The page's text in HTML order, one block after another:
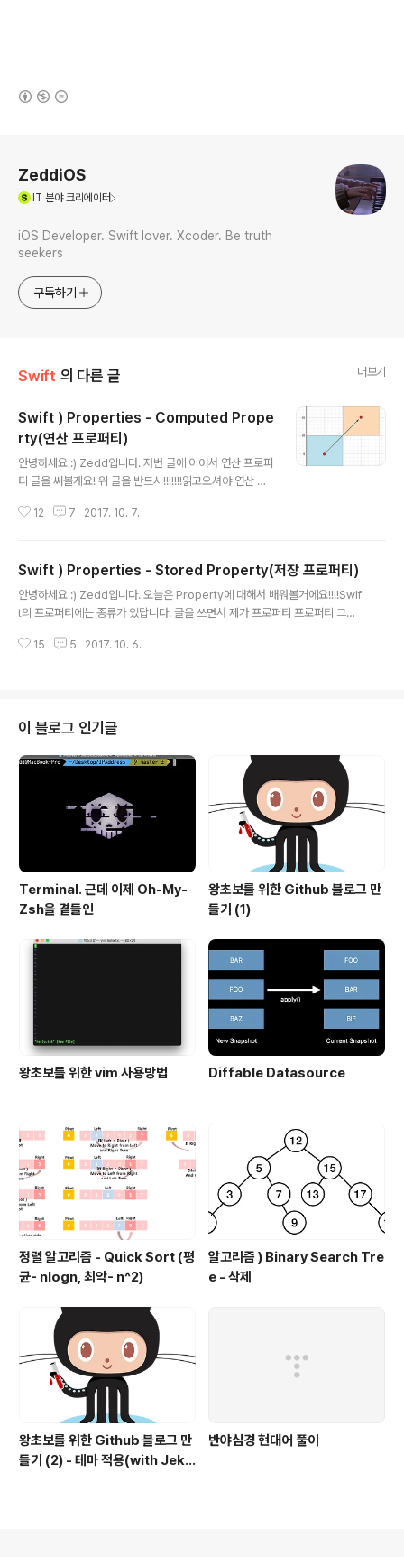
ZeddiOS
IT 분야 크리에이터
iOS Developer. Swift lover. Xcoder. Be truth
seekers
구독하기
Swift 의 다른 글 더보기
Swift ) Properties - Computed Prope
rty(연산 프로퍼티)
안녕하세요 :) Zedd입니다. 저번 글에 이어서 연산 프로퍼
티 글을 써볼게요! 위 글을 반드시!!!!!!!읽고오셔야 연산 프
Computed Property(연산 프로퍼티) 자 저번시간에 연
체에서 사용된다고 그랬어요. 클래스, 구조체는 저장 프로
퍼티 이외에도 값을 저장하지 않는 연산 프로퍼티를 정의
할 수 있는데, 바로 getter와 setter를 통해 다른 프로퍼
익숙한 getter와 setter가 나왔어요. 바로 이 getter와 s
12 7 2017. 10. 7.
Swift ) Properties - Stored Property(저장 프로퍼티)
안녕하세요 :) Zedd입니다. 오늘은 Property에 대해서 배워볼거에요!!!!Swif
t의 프로퍼티에는 종류가 있답니다. 글을 쓰면서 제가 프로퍼티 프로퍼티 그러
보려고 합니다.역시나 Swift를 모를땐 Swift 문서 가이드를 봐야겠죠?이 글도
세가지가 있어요. ● Stored Property(저장 프로퍼티)● Computed Prop
erty(연산 프로퍼티)● T..
15 5 2017. 10. 6.
이 블로그 인기글
Terminal. 근데 이제 Oh-My-
Zsh을 곁들인
왕초보를 위한 Github 블로그 만
들기 (1)
왕초보를 위한 vim 사용방법 Diffable Datasource
정렬 알고리즘 - Quick Sort (평
균- nlogn, 최악- n^2)
알고리즘 ) Binary Search Tre
e - 삭제
왕초보를 위한 Github 블로그 만
들기 (2) - 테마 적용(with Jekyl
반야심경 현대어 풀이